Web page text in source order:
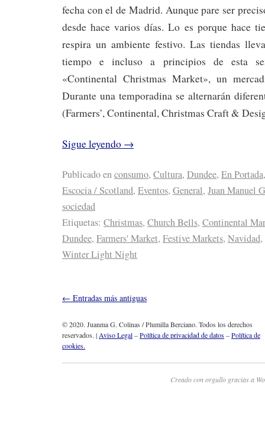
fecha con el de Madrid. Aunque pare ser
desde hace varios días. Lo es porque hace
respira un ambiente festivo. Las tiendas
tiempo e incluso a principios de esta
«Continental Christmas Market», un
Durante una temporadina se alternarán
(Farmers’, Continental, Christmas Craft &
Sigue leyendo →
Publicado enconsumo, Cultura, Dundee, En Portada,
Escocia / Scotland, Eventos, General, Juan Manuel
sociedad
Etiquetas: Christmas, Church Bells, Continental
Dundee, Farmers' Market, Festive Markets, Navidad,
Winter Light Night
← Entradas más antiguas
© 2020. Juanma G. Colinas / Plumilla Berciano. Todos los derechos
reservados. | Aviso Legal–Política de privacidad de datos–Política de
cookies.
Creado con orgullo gracias a